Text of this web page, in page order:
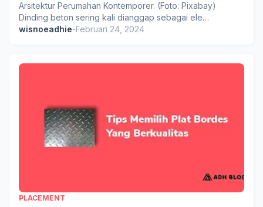
Arsitektur Perumahan Kontemporer. (Foto: Pixabay)
Dinding beton sering kali dianggap sebagai ele…
wisnoeadhie-Februari 24, 2024
PLACEMENT